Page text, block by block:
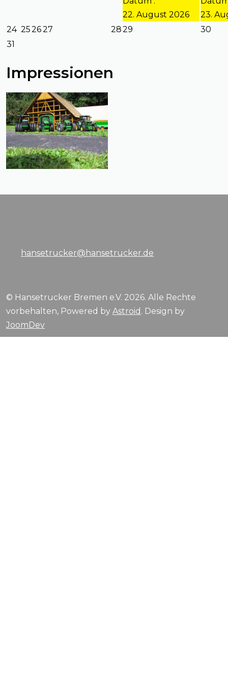
22. August 2026
23.
24 252627 2829
30
31
Impressionen
hansetrucker@hansetrucker.de
© Hansetrucker Bremen e.V. 2026. Alle Rechte
vorbehalten, Powered by Astroid . Design by
JoomDev